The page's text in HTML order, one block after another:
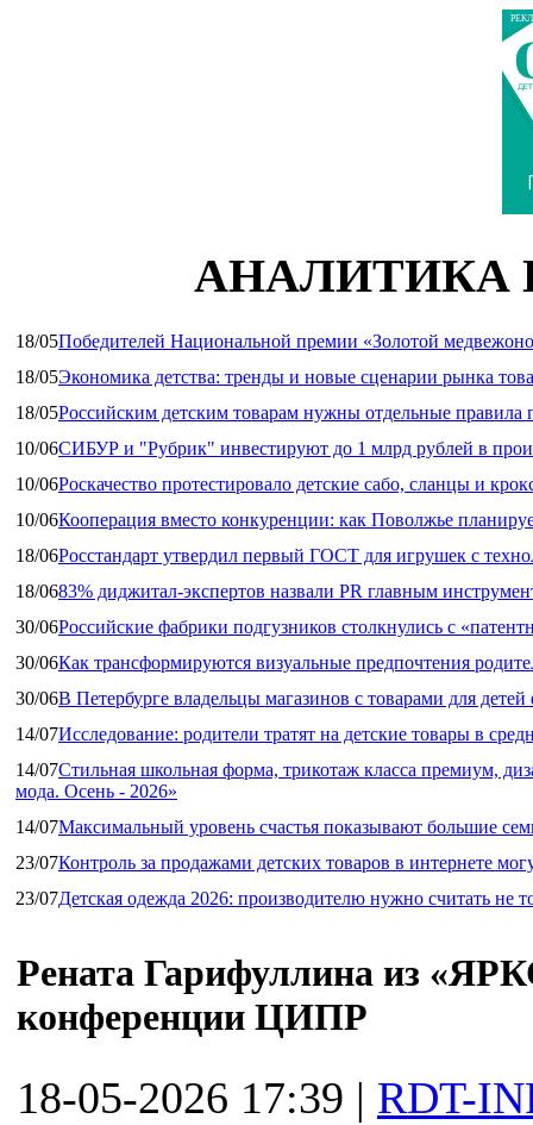
АНАЛИТИКА
18/05Победителей Национальной премии «Золотой
18/05Экономика детства: тренды и новые сценарии рынка
18/05Российским детским товарам нужны отдельные правила
10/06СИБУР и "Рубрик" инвестируют до 1 млрд рублей в
10/06Роскачество протестировало детские сабо, сланцы и
10/06Кооперация вместо конкуренции: как Поволжье
18/06Росстандарт утвердил первый ГОСТ для игрушек с
18/0683% диджитал‑экспертов назвали PR главным
30/06Российские фабрики подгузников столкнулись с
30/06Как трансформируются визуальные предпочтения
30/06В Петербурге владельцы магазинов с товарами для
14/07Исследование: родители тратят на детские товары в
14/07Стильная школьная форма, трикотаж класса премиум,
мода. Осень - 2026»
14/07Максимальный уровень счастья показывают большие
23/07Контроль за продажами детских товаров в интернете
23/07Детская одежда 2026: производителю нужно считать не
Рената Гарифуллина из
конференции ЦИПР
18-05-2026 17:39 | RDT-